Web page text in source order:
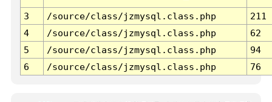
3 /source/class/jzmysql.class.php
211
4
/source/class/jzmysql.class.php
62
5
/source/class/jzmysql.class.php
94
6
/source/class/jzmysql.class.php 76